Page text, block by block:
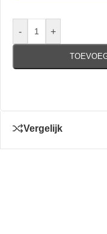
- +
Vergelijk